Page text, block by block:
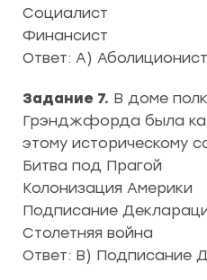
Социалист
Финансист
Ответ: А) Аболиционист
Задание 7. В доме
Грэнджфорда была
этому историческому
Битва под Прагой
Колонизация Америки
Подписание
Столетняя война
Ответ: В) Подписание